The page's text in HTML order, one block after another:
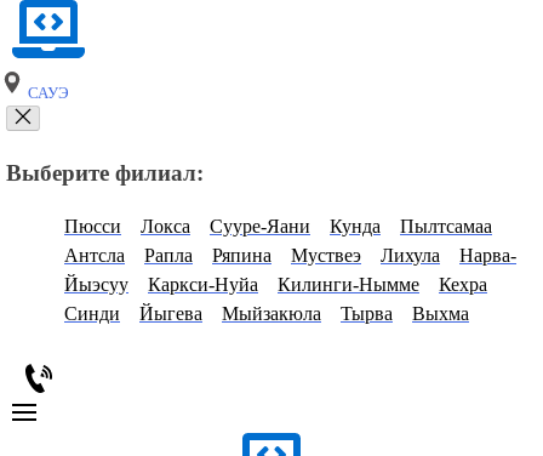
САУЭ
Выберите филиал:
Пюсси Локса Сууре-Яани Кунда
Пылтсамаа
Антсла
Рапла Ряпина Муствеэ Лихула
Нарва-
Йыэсуу
Каркси-Нуйа Килинги-Нымме
Кехра
Синди
Йыгева Мыйзакюла Тырва Выхма